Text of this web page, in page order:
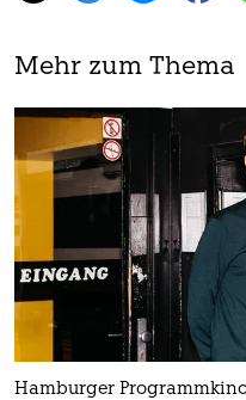
Mehr zum Thema
Hamburger